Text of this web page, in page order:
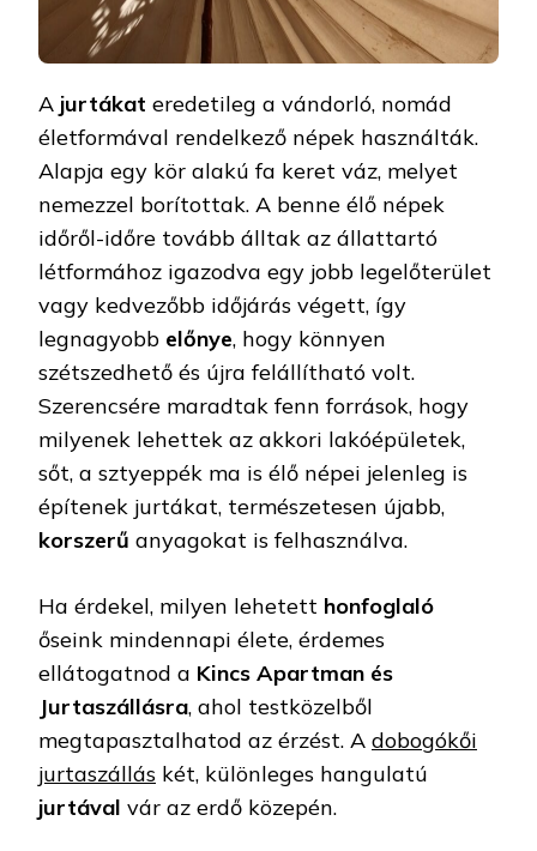
A jurtákat eredetileg a vándorló, nomád
életformával rendelkező népek használták.
Alapja egy kör alakú fa keret váz, melyet
nemezzel borítottak. A benne élő népek
időről-időre tovább álltak az állattartó
létformához igazodva egy jobb legelőterület
vagy kedvezőbb időjárás végett, így
legnagyobb előnye, hogy könnyen
szétszedhető és újra felállítható volt.
Szerencsére maradtak fenn források, hogy
milyenek lehettek az akkori lakóépületek,
sőt, a sztyeppék ma is élő népei jelenleg is
építenek jurtákat, természetesen újabb,
korszerű anyagokat is felhasználva.
Ha érdekel, milyen lehetett honfoglaló
őseink mindennapi élete, érdemes
ellátogatnod a Kincs Apartman és
Jurtaszállásra, ahol testközelből
megtapasztalhatod az érzést. A dobogókői
jurtaszállás két, különleges hangulatú
jurtával vár az erdő közepén.